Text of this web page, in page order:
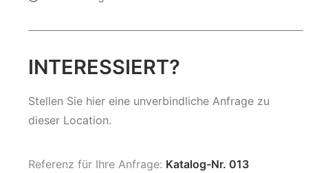
INTERESSIERT?
Stellen Sie hier eine unverbindliche Anfrage zu
dieser Location.
Referenz für Ihre Anfrage: Katalog-Nr. 013